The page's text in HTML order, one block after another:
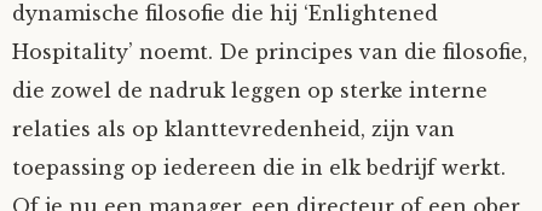
dynamische filosofie die hij ‘Enlightened
Hospitality’ noemt. De principes van die filosofie,
die zowel de nadruk leggen op sterke interne
relaties als op klanttevredenheid, zijn van
toepassing op iedereen die in elk bedrijf werkt.